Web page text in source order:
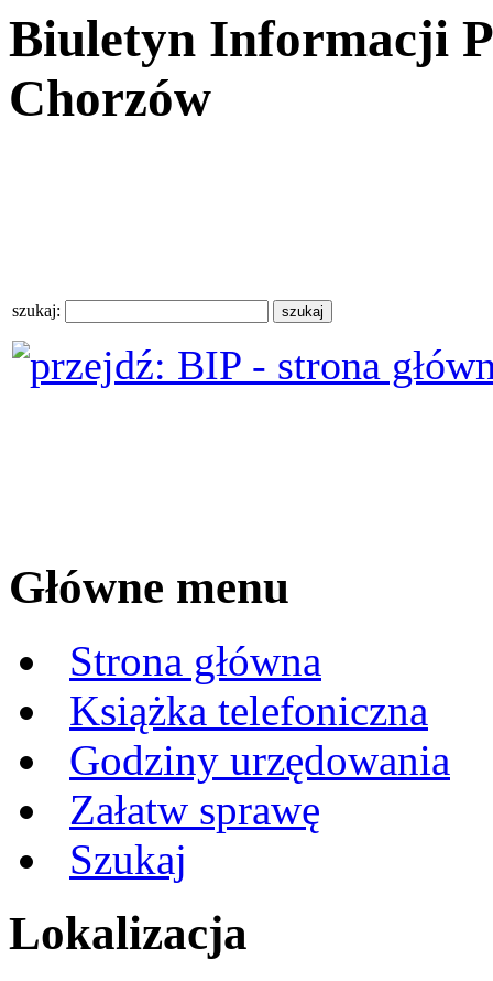
Biuletyn Informacji
Chorzów
szukaj:
Główne menu
Strona główna
Książka telefoniczna
Godziny urzędowania
Załatw sprawę
Szukaj
Lokalizacja